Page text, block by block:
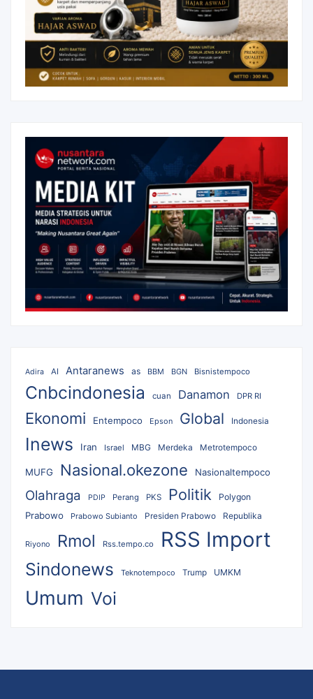
Adira AI Antaranews as BBM BGN Bisnistempoco
Cnbcindonesia cuan Danamon DPR RI
Ekonomi Entempoco Epson Global Indonesia
Inews Iran Israel MBG Merdeka Metrotempoco
MUFG Nasional.okezone Nasionaltempoco
Olahraga PDIP Perang PKS Politik Polygon
Prabowo Prabowo Subianto Presiden Prabowo Republika
Riyono Rmol Rss.tempo.co RSS Import
Sindonews Teknotempoco Trump UMKM
Umum Voi